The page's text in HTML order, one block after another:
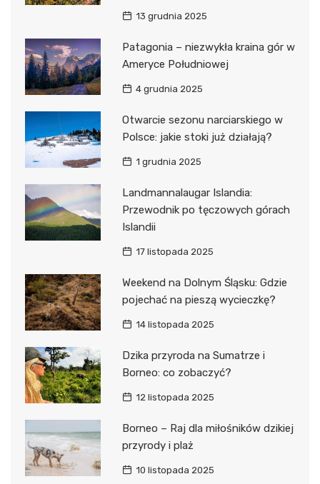
13 grudnia 2025
Patagonia – niezwykła kraina gór w
Ameryce Południowej
4 grudnia 2025
Otwarcie sezonu narciarskiego w
Polsce: jakie stoki już działają?
1 grudnia 2025
Landmannalaugar Islandia:
Przewodnik po tęczowych górach
Islandii
17 listopada 2025
Weekend na Dolnym Śląsku: Gdzie
pojechać na pieszą wycieczkę?
14 listopada 2025
Dzika przyroda na Sumatrze i
Borneo: co zobaczyć?
12 listopada 2025
Borneo – Raj dla miłośników dzikiej
przyrody i plaż
10 listopada 2025